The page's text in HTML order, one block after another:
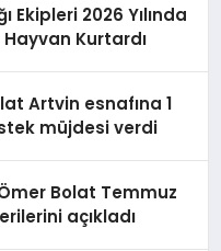
Ekipleri 2026 Yılında
Kurtardı
Artvin esnafına 1
müjdesi verdi
Bolat Temmuz
açıkladı